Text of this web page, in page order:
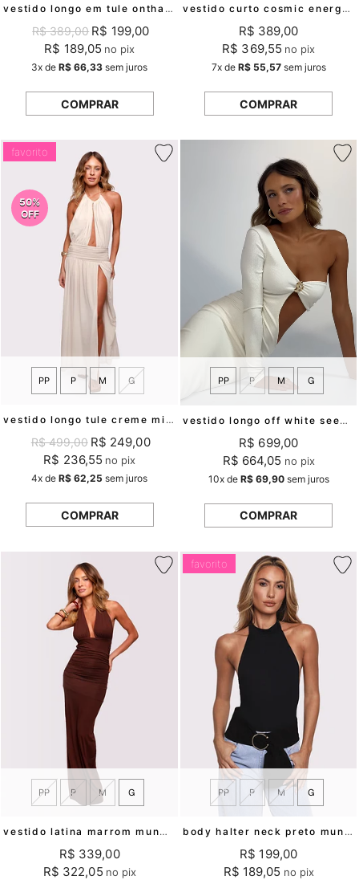
vestido longo em tule onthara mundo lolita
R$ 389,00 R$ 199,00
R$ 189,05 no pix
3x deR$ 66,33 sem juros
COMPRAR
vestido curto cosmic energy mundo lolita
R$ 389,00
R$ 369,55 no pix
7xde R$ 55,57sem juros
COMPRAR
favorito
50%
OFF
vestido longo tule creme milos mundo lolita
PP P M G
R$ 499,00 R$ 249,00
R$ 236,55 no pix
4x deR$ 62,25 sem juros
COMPRAR
vestido longo off white seedpearl mundo lolita
PP P M G
R$ 699,00
R$ 664,05 no pix
10xde R$ 69,90sem juros
COMPRAR
vestido latina marrom mundo lolita
PP P M G
R$ 339,00
R$ 322,05 no pix
favorito
body halter neck preto mundo lolita
PP P M G
R$ 199,00
R$ 189,05 no pix